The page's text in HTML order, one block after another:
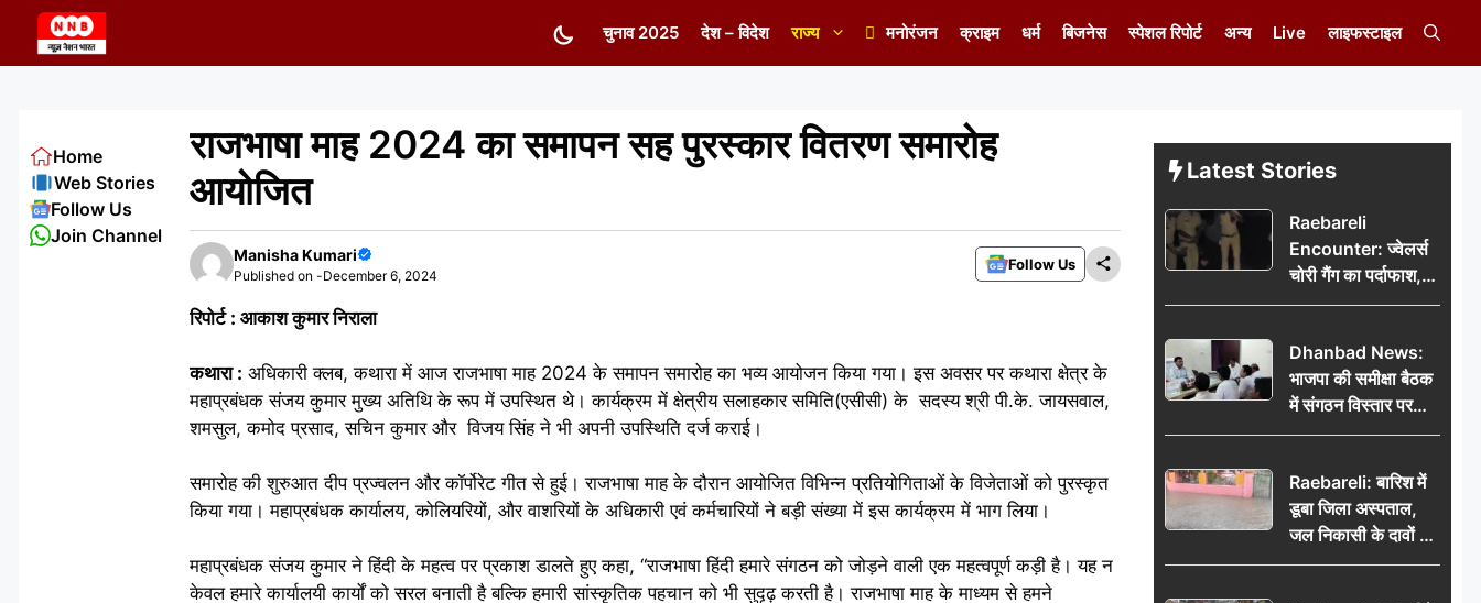
content
चुनाव 2025 देश – विदेश राज्य मनोरंजन क्राइम धर्म बिजनेस स्पेशल रिपोर्ट अन्य Live लाइफस्टाइल
राजभाषा माह 2024 का समापन सह पुरस्कार वितरण समारोह
आयोजित
Manisha Kumari
Published on -December 6, 2024
Follow Us
रिपोर्ट : आकाश कुमार निराला
कथारा : अधिकारी क्लब, कथारा में आज राजभाषा माह 2024 के समापन समारोह का भव्य आयोजन किया गया। इस अवसर पर कथारा क्षेत्र के
महाप्रबंधक संजय कुमार मुख्य अतिथि के रूप में उपस्थित थे। कार्यक्रम में क्षेत्रीय सलाहकार समिति(एसीसी) के सदस्य श्री पी.के. जायसवाल,
शमसुल, कमोद प्रसाद, सचिन कुमार और विजय सिंह ने भी अपनी उपस्थिति दर्ज कराई।
समारोह की शुरुआत दीप प्रज्वलन और कॉर्पोरेट गीत से हुई। राजभाषा माह के दौरान आयोजित विभिन्न प्रतियोगिताओं के विजेताओं को पुरस्कृत
किया गया। महाप्रबंधक कार्यालय, कोलियरियों, और वाशरियों के अधिकारी एवं कर्मचारियों ने बड़ी संख्या में इस कार्यक्रम में भाग लिया।
महाप्रबंधक संजय कुमार ने हिंदी के महत्व पर प्रकाश डालते हुए कहा, “राजभाषा हिंदी हमारे संगठन को जोड़ने वाली एक महत्वपूर्ण कड़ी है। यह न
केवल हमारे कार्यालयी कार्यों को सरल बनाती है बल्कि हमारी सांस्कृतिक पहचान को भी सुदृढ़ करती है। राजभाषा माह के माध्यम से हमने
Home
Web Stories
Follow Us
Join Channel
Latest Stories
Raebareli
Encounter: ज्वेलर्स
चोरी गैंग का पर्दाफाश,
पुलिस मुठभेड़ में दो
किलो चांदी बरामद
Dhanbad News:
भाजपा की समीक्षा बैठक
में संगठन विस्तार पर
मंथन, बीडीओ से
जनसमस्याओं का विवरण
Raebareli: बारिश में
डूबा जिला अस्पताल,
जल निकासी के दावों की
खुली पोल